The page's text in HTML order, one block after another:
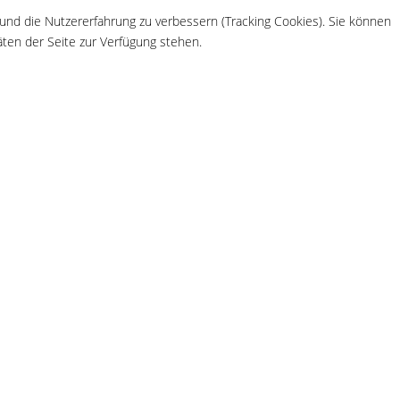
die Nutzererfahrung zu verbessern (Tracking Cookies). Sie können
der Seite zur Verfügung stehen.